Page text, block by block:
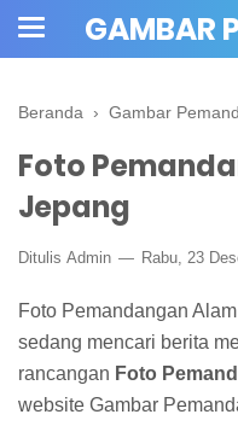
GAMBAR
Beranda › Gambar
Foto
Jepang
Ditulis Admin Rabu, 23
Foto Pemandangan
sedang mencari berita
rancangan Foto
website Gambar